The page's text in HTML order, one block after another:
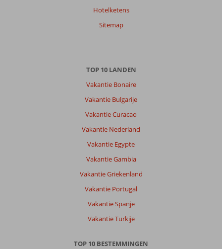
Hotelketens
Sitemap
TOP 10 LANDEN
Vakantie Bonaire
Vakantie Bulgarije
Vakantie Curacao
Vakantie Nederland
Vakantie Egypte
Vakantie Gambia
Vakantie Griekenland
Vakantie Portugal
Vakantie Spanje
Vakantie Turkije
TOP 10 BESTEMMINGEN